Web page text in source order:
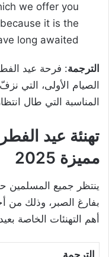
we offer you
it is the
long awaited.
الترجمة: فرحة عيد
الصيام الأولى، التي
المناسبة التي طال
تهنئة عيد
مميزة 2025
ينتظر جميع المسلمين
بفارغ الصبر، وذلك من
أهم التهنئات الخاصة
الترجمة